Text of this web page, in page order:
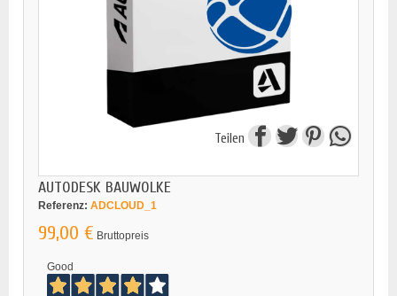
Teilen
AUTODESK BAUWOLKE
Referenz: ADCLOUD_1
99,00 € Bruttopreis
Good